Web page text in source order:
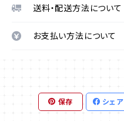
送料・配送方法について
お支払い方法について
保存 シェア